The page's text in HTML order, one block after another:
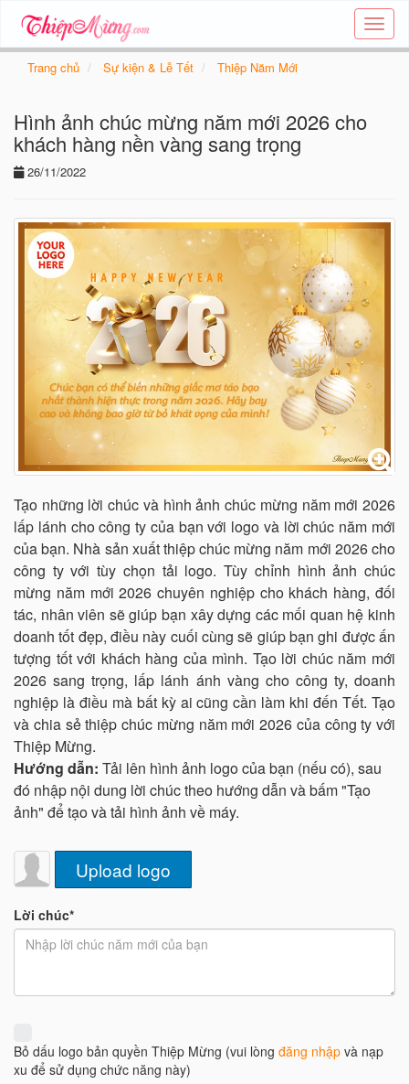
Tạo
thiệp
Trang chủ Sự kiện & Lễ Tết Thiệp Năm Mới
Hình ảnh chúc mừng năm mới 2026 cho
khách hàng nền vàng sang trọng
26/11/2022
Tạo những lời chúc và hình ảnh chúc mừng năm mới 2026
lấp lánh cho công ty của bạn với logo và lời chúc năm mới
của bạn. Nhà sản xuất thiệp chúc mừng năm mới 2026 cho
công ty với tùy chọn tải logo. Tùy chỉnh hình ảnh chúc
mừng năm mới 2026 chuyên nghiệp cho khách hàng, đối
tác, nhân viên sẽ giúp bạn xây dựng các mối quan hệ kinh
doanh tốt đẹp, điều này cuối cùng sẽ giúp bạn ghi được ấn
tượng tốt với khách hàng của mình. Tạo lời chúc năm mới
2026 sang trọng, lấp lánh ánh vàng cho công ty, doanh
nghiệp là điều mà bất kỳ ai cũng cần làm khi đến Tết. Tạo
và chia sẻ thiệp chúc mừng năm mới 2026 của công ty với
Thiệp Mừng.
Hướng dẫn: Tải lên hình ảnh logo của bạn (nếu có), sau
đó nhập nội dung lời chúc theo hướng dẫn và bấm "Tạo
ảnh" để tạo và tải hình ảnh về máy.
Upload logo
Lời chúc*
Bỏ dấu logo bản quyền Thiệp Mừng (vui lòng đăng nhập và nạp
xu để sử dụng chức năng này)